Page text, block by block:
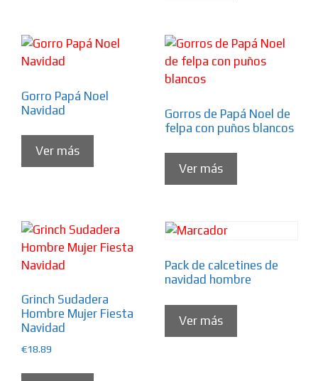
Gorro Papá Noel
Navidad
Ver más
Gorros de Papá Noel de
felpa con puños blancos
Ver más
Grinch Sudadera
Hombre Mujer Fiesta
Navidad
€18.89
Pack de calcetines de
navidad hombre
Ver más